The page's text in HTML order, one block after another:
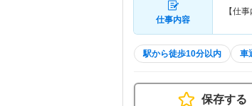
仕事内容
【仕
駅から徒歩10分以内 車
保存する